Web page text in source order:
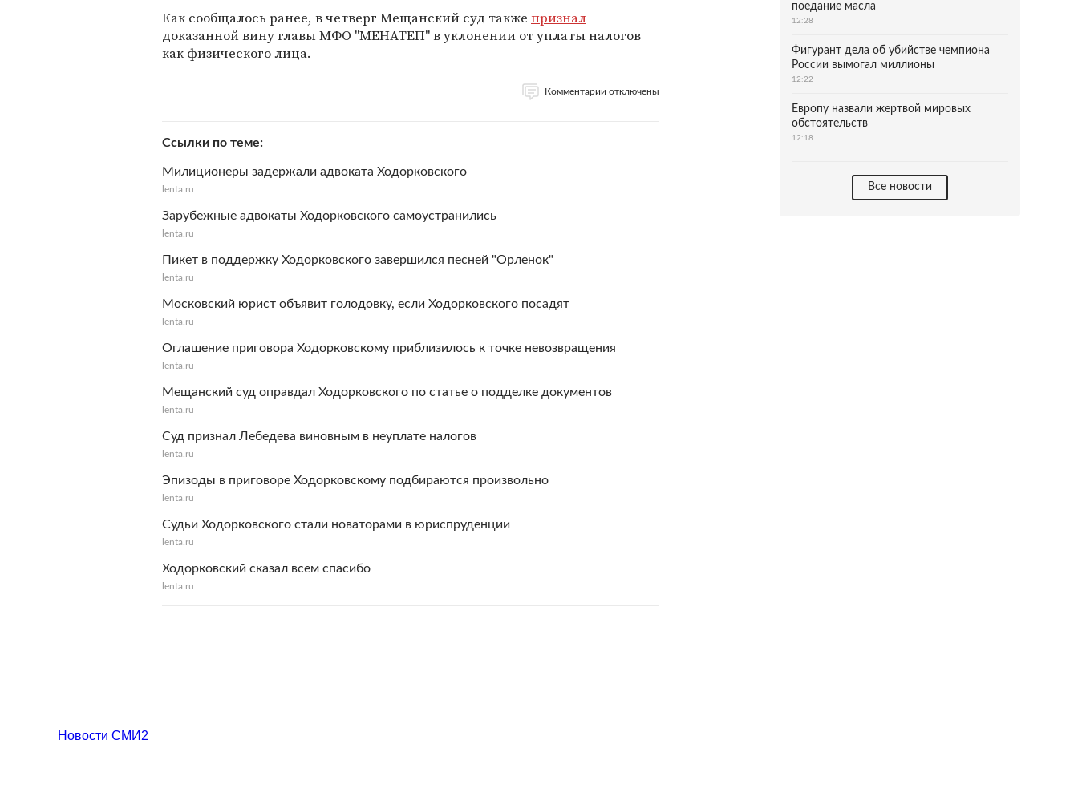
Как сообщалось ранее, в четверг Мещанский суд также признал
доказанной вину главы МФО "МЕНАТЕП" в уклонении от уплаты налогов
как физического лица.
Комментарии отключены
Ссылки по теме
Милиционеры задержали адвоката Ходорковского
lenta.ru
Зарубежные адвокаты Ходорковского самоустранились
lenta.ru
Пикет в поддержку Ходорковского завершился песней "Орленок"
lenta.ru
Московский юрист объявит голодовку, если Ходорковского посадят
lenta.ru
Оглашение приговора Ходорковскому приблизилось к точке невозвращения
lenta.ru
Мещанский суд оправдал Ходорковского по статье о подделке документов
lenta.ru
Суд признал Лебедева виновным в неуплате налогов
lenta.ru
Эпизоды в приговоре Ходорковскому подбираются произвольно
lenta.ru
Судьи Ходорковского стали новаторами в юриспруденции
lenta.ru
Ходорковский сказал всем спасибо
lenta.ru
поедание масла
12:28
Фигурант дела об убийстве чемпиона
России вымогал миллионы
12:22
Европу назвали жертвой мировых
обстоятельств
12:18
Все новости
Новости СМИ2